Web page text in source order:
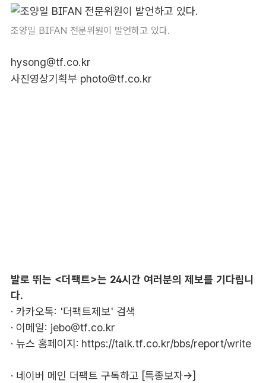
조양일 BIFAN 전문위원이 발언하고 있다.
hysong@tf.co.kr
사진영상기획부 photo@tf.co.kr
발로 뛰는 <더팩트>는 24시간 여러분의 제보를 기다립니
다.
· 카카오톡: '더팩트제보' 검색
· 이메일: jebo@tf.co.kr
· 뉴스 홈페이지: https://talk.tf.co.kr/bbs/report/write
· 네이버 메인 더팩트 구독하고 [특종보자→]